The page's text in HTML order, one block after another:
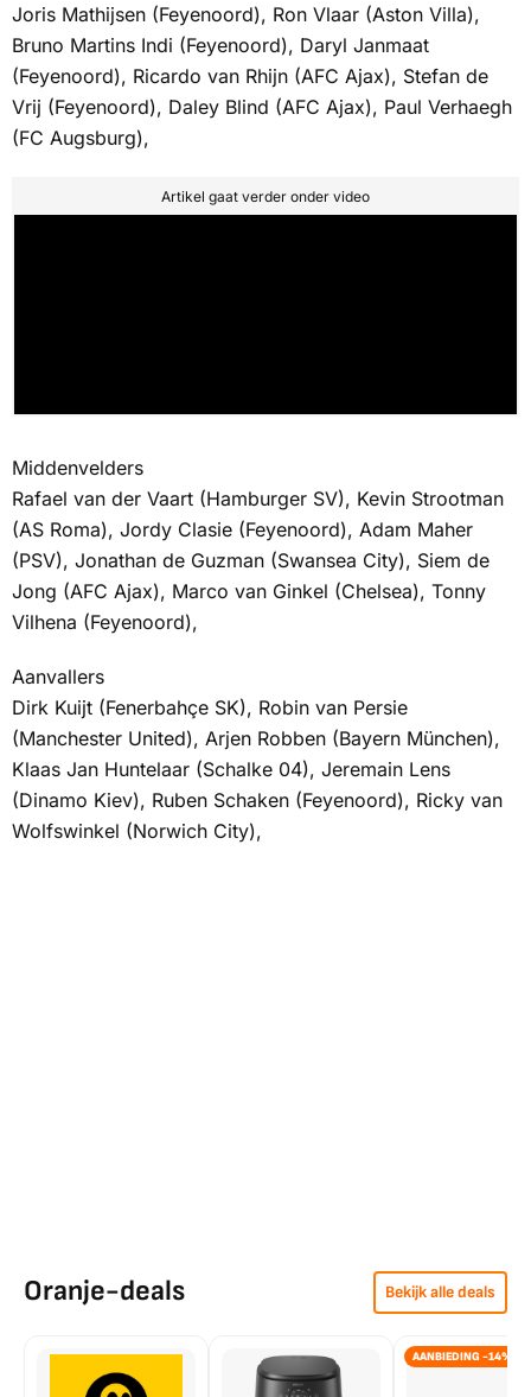
Joris Mathijsen (Feyenoord), Ron Vlaar (Aston Villa),
Bruno Martins Indi (Feyenoord), Daryl Janmaat
(Feyenoord), Ricardo van Rhijn (AFC Ajax), Stefan de
Vrij (Feyenoord), Daley Blind (AFC Ajax), Paul Verhaegh
(FC Augsburg),
Artikel gaat verder onder video
Middenvelders
Rafael van der Vaart (Hamburger SV), Kevin Strootman
(AS Roma), Jordy Clasie (Feyenoord), Adam Maher
(PSV), Jonathan de Guzman (Swansea City), Siem de
Jong (AFC Ajax), Marco van Ginkel (Chelsea), Tonny
Vilhena (Feyenoord),
Aanvallers
Dirk Kuijt (Fenerbahçe SK), Robin van Persie
(Manchester United), Arjen Robben (Bayern München),
Klaas Jan Huntelaar (Schalke 04), Jeremain Lens
(Dinamo Kiev), Ruben Schaken (Feyenoord), Ricky van
Wolfswinkel (Norwich City),
Oranje-deals Bekijk alle deals
AANBIEDING -14%